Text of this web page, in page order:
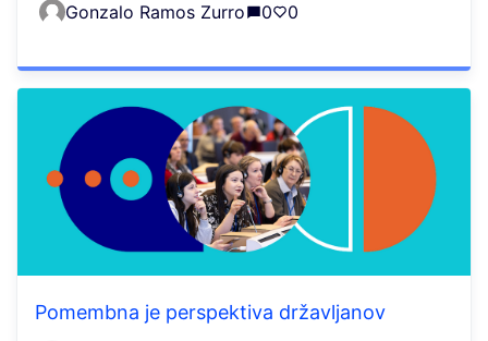
Gonzalo Ramos Zurro 0 0
Pomembna je perspektiva državljanov